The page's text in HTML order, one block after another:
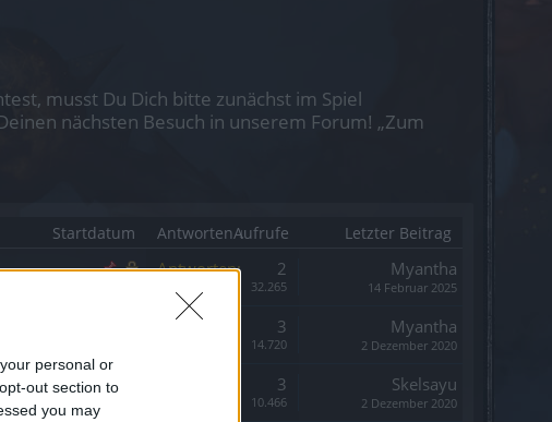
personal or
out section to
you may
musst Du Dich bitte zunächst im Spiel
nächsten Besuch in unserem Forum! „Zum
Startdatum Antworten ↓Aufrufe Letzter Beitrag
Antworten: 2
32.265
Myantha
14 Februar 2025
Antworten: 3
14.720
Myantha
2 Dezember 2020
3
10.466
Skelsayu
2 Dezember 2020